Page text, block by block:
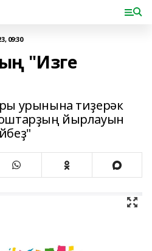
09:30
"Изге
урынына тиҙерәк
йырлауын